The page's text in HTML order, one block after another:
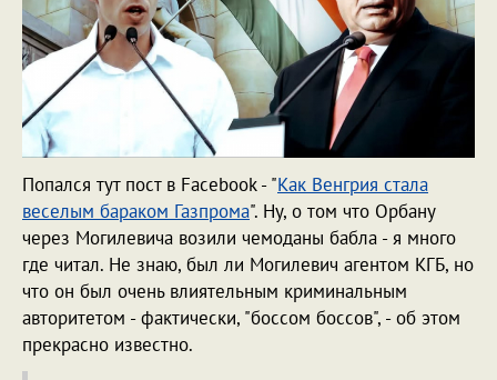
Попался тут пост в Facebook - "Как Венгрия стала
веселым бараком Газпрома". Ну, о том что Орбану
через Могилевича возили чемоданы бабла - я много
где читал. Не знаю, был ли Могилевич агентом КГБ, но
что он был очень влиятельным криминальным
авторитетом - фактически, "боссом боссов", - об этом
прекрасно известно.